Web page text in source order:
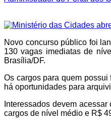
Novo concurso público foi
130 vagas imediatas de
Brasília/DF.
Os cargos para quem
há oportunidades para
Interessados devem
cargos de nível médio e R$